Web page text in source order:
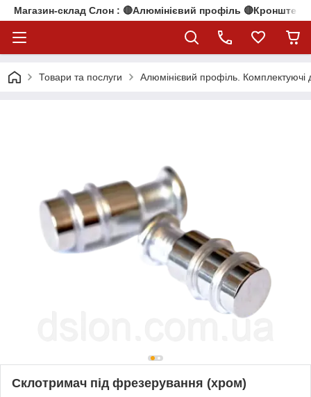
Магазин-склад Слон : 🔴Алюмінієвий профіль
Товари та послуги Алюмінієвий профіль. Комплектуючі
Склотримач під фрезерування (хром)